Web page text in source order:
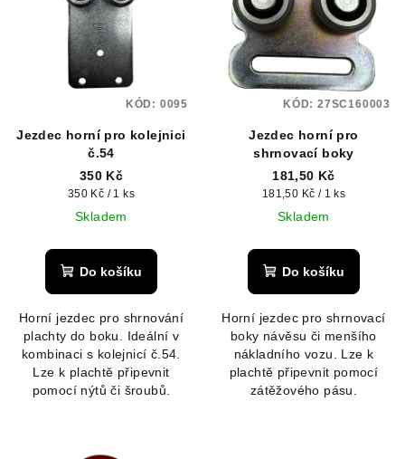
Jezdec horní pro kolejnici
č.54
350 Kč
Měrná
cena:
350 Kč / 1 ks
Skladem
Do košíku
Horní jezdec pro shrnování
plachty do boku. Ideální v
kombinaci s kolejnicí č.54.
Lze k plachtě připevnit
pomocí nýtů či šroubů.
KÓD: 0095
Jezdec horní pro
shrnovací boky
181,50 Kč
Měrná
cena:
181,50 Kč / 1 ks
Skladem
Do košíku
Horní jezdec pro shrnovací
boky návěsu či menšího
nákladního vozu. Lze k
plachtě připevnit pomocí
zátěžového pásu.
KÓD: 27SC160003